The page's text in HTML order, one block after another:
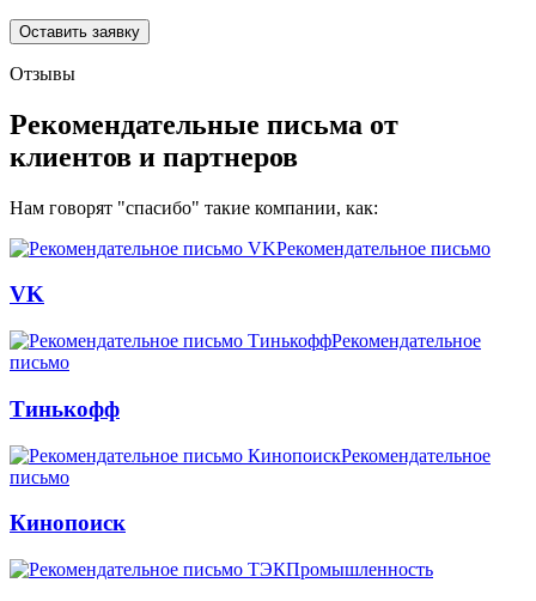
Оставить заявку
Отзывы
Рекомендательные письма от
клиентов и партнеров
Нам говорят "спасибо" такие компании, как:
Рекомендательное письмо
VK
Рекомендательное
письмо
Тинькофф
Рекомендательное
письмо
Кинопоиск
Промышленность